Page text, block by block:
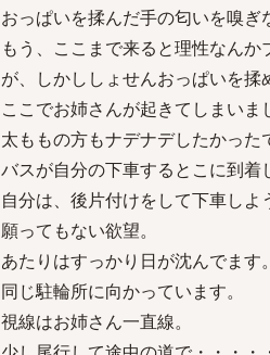
おっぱいを揉んだ手の匂いを嗅ぎ
もう、ここまで来ると理性なんか
が、しかししょせんおっぱいを揉
ここでお姉さんが起きてしまいま
太ももの方もナデナデしたかった
バスが自分の下車するとこに到着
自分は、後片付けをして下車しよ
願ってもない欲望。
あたりはすっかり日が沈んでます。
同じ駐輪所に向かっています。
視線はお姉さん一直線。